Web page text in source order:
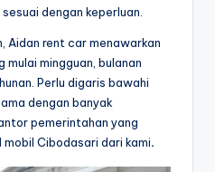
dengan keperluan.
Aidan rent car menawarkan
mulai mingguan, bulanan
Perlu digaris bawahi
dengan banyak
pemerintahan yang
Cibodasari dari kami.